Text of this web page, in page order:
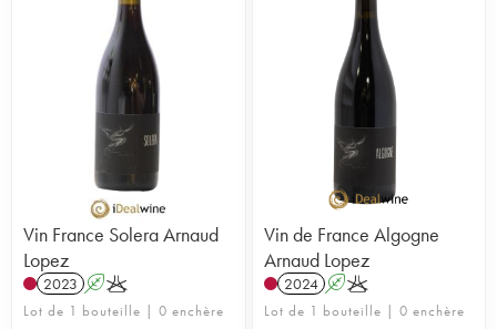
Vin France Solera Arnaud
Lopez
2023 AK
Lot de 1 bouteille | 0 enchère
Vin de France Algogne
Arnaud Lopez
2024 AK
Lot de 1 bouteille | 0 enchère